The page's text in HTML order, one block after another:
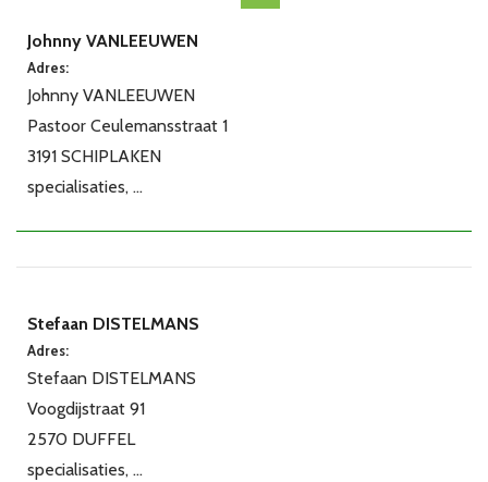
Johnny VANLEEUWEN
Adres:
Johnny VANLEEUWEN
Pastoor Ceulemansstraat 1
3191 SCHIPLAKEN
specialisaties, ...
Stefaan DISTELMANS
Adres:
Stefaan DISTELMANS
Voogdijstraat 91
2570 DUFFEL
specialisaties, ...